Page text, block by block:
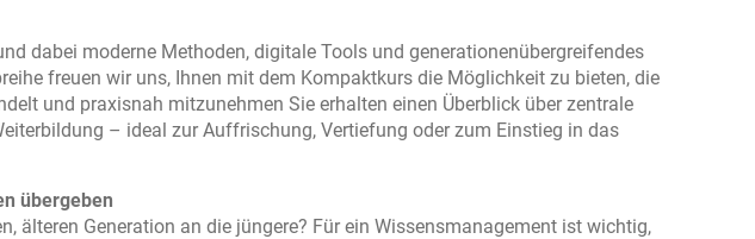
dabei moderne Methoden, digitale Tools und generationenübergreifendes
freuen wir uns, Ihnen mit dem Kompaktkurs die Möglichkeit zu bieten, die
und praxisnah mitzunehmen Sie erhalten einen Überblick über zentrale
– ideal zur Auffrischung, Vertiefung oder zum Einstieg in das
übergeben
älteren Generation an die jüngere? Für ein Wissensmanagement ist wichtig,